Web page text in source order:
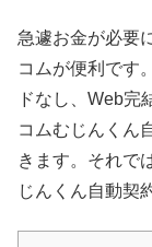
急遽お金が必要
コムが便利です
ドなし、Web完
コムむじんくん
きます。それで
じんくん自動契